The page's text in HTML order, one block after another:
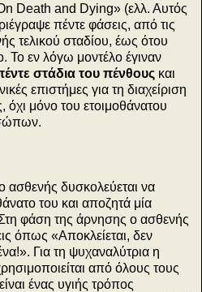
Death and Dying» (ελλ. Αυτός
πέντε φάσεις, από τις
τελικού σταδίου, έως ότου
Το εν λόγω μοντέλο έγιναν
στάδια του πένθους και
επιστήμες για τη διαχείριση
μόνο του ετοιμοθάνατου
ασθενής δυσκολεύεται να
του και αποζητά μία
φάση της άρνησης ο ασθενής
όπως «Αποκλείεται, δεν
Για τη ψυχαναλύτρια η
από όλους τους
ένας υγιής τρόπος